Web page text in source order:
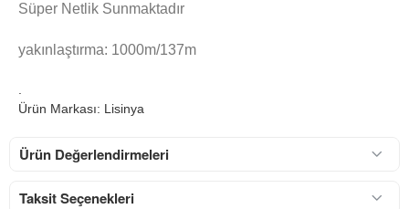
Süper Netlik Sunmaktadır
yakınlaştırma: 1000m/137m
Ürün Markası: Lisinya
Ürün Değerlendirmeleri
Taksit Seçenekleri